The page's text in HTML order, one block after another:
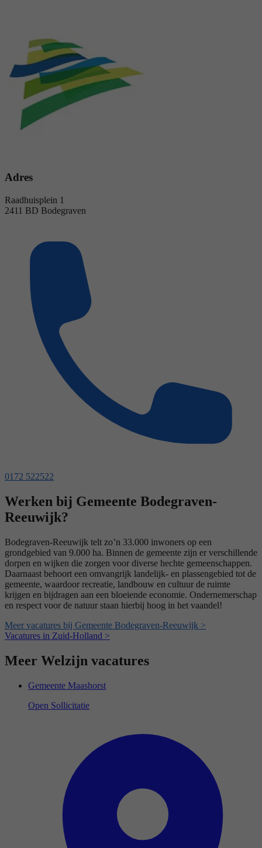
Adres
Raadhuisplein 1
2411 BD Bodegraven
0172 522522
Werken bij Gemeente Bodegraven-
Reeuwijk?
Bodegraven-Reeuwijk telt zo’n 33.000 inwoners op een
grondgebied van 9.000 ha. Binnen de gemeente zijn er verschillende
dorpen en wijken die zorgen voor diverse hechte gemeenschappen.
Daarnaast behoort een omvangrijk landelijk- en plassengebied tot de
gemeente, waardoor recreatie, landbouw en cultuur de ruimte
krijgen en bijdragen aan een bloeiende economie. Ondernemerschap
en respect voor de natuur staan hierbij hoog in het vaandel!
Meer vacatures bij Gemeente Bodegraven-Reeuwijk >
Vacatures in Zuid-Holland >
Meer Welzijn vacatures
Gemeente Maashorst
Open Sollicitatie